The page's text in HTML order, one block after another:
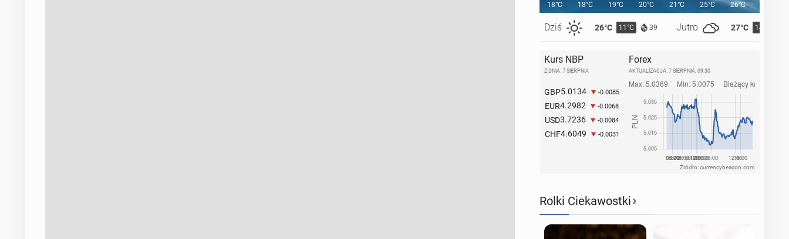
18°C
Dziś 26°C 11°C 39 Jutro 27°C 14°C
18°C 19°C 20°C 21°C 25°C 26°C
Kurs NBP
Z DNIA: 7 SIERPNIA
GBP5.0134 -0.0085
EUR4.2982 -0.0068
USD3.7236 -0.0084
CHF4.6049 -0.0031
Forex
AKTUALIZACJA: 7 SIERPNIA, 09:30
Źródło: currencybeacon.com
Rolki Ciekawostki›